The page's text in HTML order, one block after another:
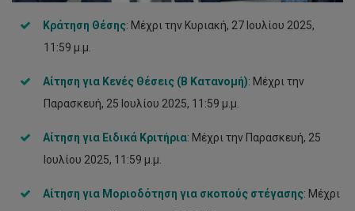
Κράτηση Θέσης: Μέχρι την Κυριακή, 27 Ιουλίου 2025,
11:59 μ.μ.
Αίτηση για Κενές Θέσεις (Β Κατανομή): Μέχρι την
Παρασκευή, 25 Ιουλίου 2025, 11:59 μ.μ.
Αίτηση για Ειδικά Κριτήρια: Μέχρι την Παρασκευή, 25
Ιουλίου 2025, 11:59 μ.μ.
Αίτηση για Μοριοδότηση για σκοπούς στέγασης: Μέχρι